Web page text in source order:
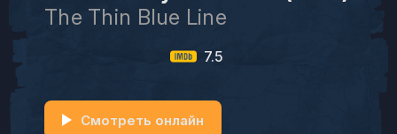
The Thin Blue Line
7.5
Смотреть онлайн